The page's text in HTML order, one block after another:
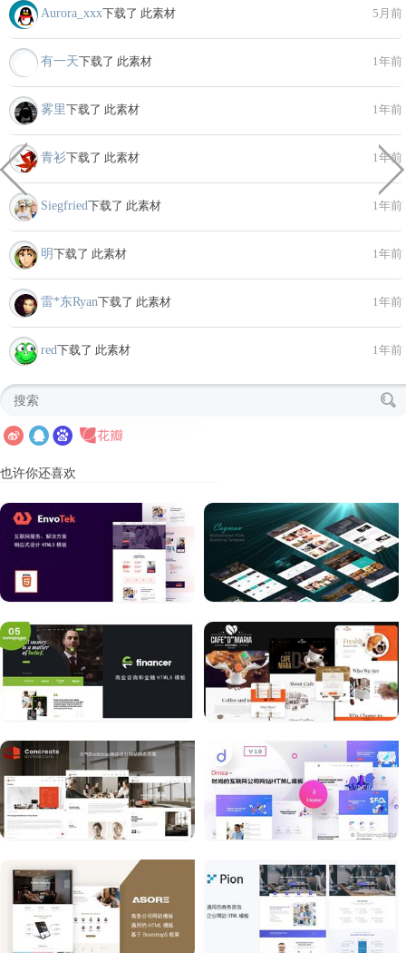
Aurora_xxx下载了 此素材 5月前
有一天下载了 此素材 1年前
雾里下载了 此素材 1年前
青衫下载了 此素材 1年前
Siegfried下载了 此素材 1年前
明下载了 此素材 1年前
雷*东Ryan下载了 此素材 1年前
red下载了 此素材 1年前
也许你还喜欢